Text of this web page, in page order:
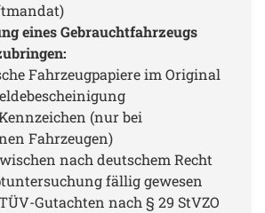
eines Gebrauchtfahrzeugs
Fahrzeugpapiere im Original
(nur bei
Fahrzeugen)
nach deutschem Recht
fällig gewesen
Gutachten nach § 29 StVZO